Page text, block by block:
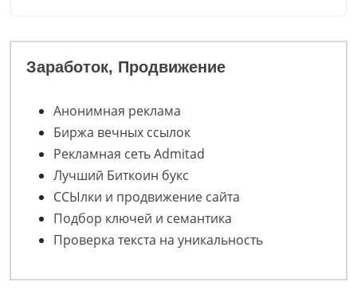
Заработок, Продвижение
Анонимная реклама
Биржа вечных ссылок
Рекламная сеть Admitad
Лучший Биткоин букс
ССЫлки и продвижение сайта
Подбор ключей и семантика
Проверка текста на уникальность